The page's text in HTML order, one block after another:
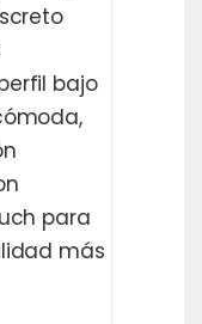
bajo
para
más